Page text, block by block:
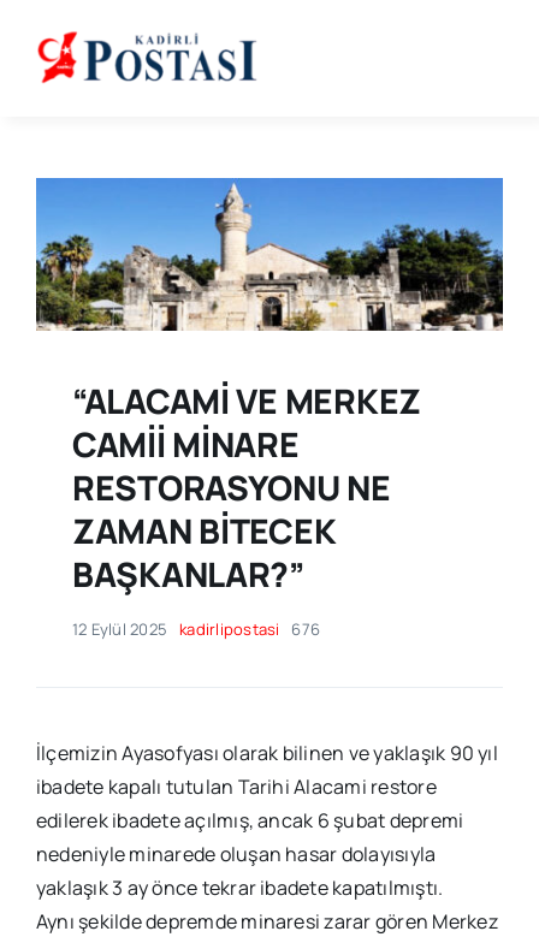
content
“ALACAMİ VE MERKEZ
CAMİİ MİNARE
RESTORASYONU NE
ZAMAN BİTECEK
BAŞKANLAR?”
12 Eylül 2025 kadirlipostasi 676
İlçemizin Ayasofyası olarak bilinen ve yaklaşık 90 yıl
ibadete kapalı tutulan Tarihi Alacami restore
edilerek ibadete açılmış, ancak 6 şubat depremi
nedeniyle minarede oluşan hasar dolayısıyla
yaklaşık 3 ay önce tekrar ibadete kapatılmıştı.
Aynı şekilde depremde minaresi zarar gören Merkez